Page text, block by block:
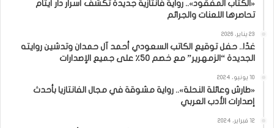
«الكتاب المفقود».. رواية فانتازية جديدة تكشف أسرار دار أيتام
تحاصرها اللعنات والجرائم
23 يناير، 2026
غدًا.. حفل توقيع الكاتب السعودي أحمد آل حمدان وتدشين روايته
الجديدة “الزمهرير” مع خصم 50٪ على جميع الإصدارات
10 يونيو، 2024
«طارش وعائلة النحلة».. رواية مشوقة في مجال الفانتازيا بأحدث
إصدارات الأدب العربي
12 فبراير، 2024